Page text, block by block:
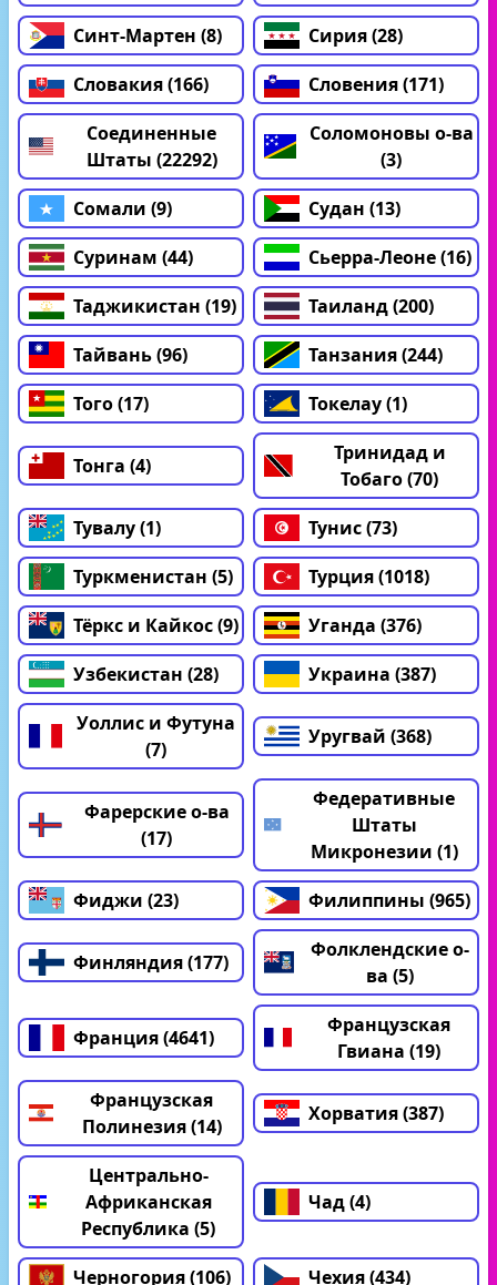
Синт-Мартен (8)
Сирия (28)
Словакия (166)
Словения (171)
Соединенные
Штаты (22292)
Соломоновы о-ва
(3)
Сомали (9)
Судан (13)
Суринам (44)
Сьерра-Леоне (16)
Таджикистан (19)
Таиланд (200)
Тайвань (96)
Танзания (244)
Того (17)
Токелау (1)
Тонга (4)
Тринидад и
Тобаго (70)
Тувалу (1)
Тунис (73)
Туркменистан (5)
Турция (1018)
Тёркс и Кайкос (9)
Уганда (376)
Узбекистан (28)
Украина (387)
Уоллис и Футуна
(7)
Уругвай (368)
Фарерские о-ва
(17)
Федеративные
Штаты
Микронезии (1)
Фиджи (23)
Филиппины (965)
Финляндия (177)
Фолклендские о-
ва (5)
Франция (4641)
Французская
Гвиана (19)
Французская
Полинезия (14)
Хорватия (387)
Центрально-
Африканская
Республика (5)
Чад (4)
Черногория (106)
Чехия (434)